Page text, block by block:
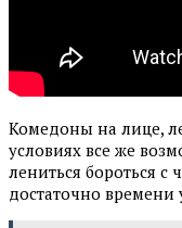
Комедоны на лице,
условиях все же
лениться бороться
достаточно времени